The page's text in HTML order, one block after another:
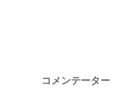
コメンテーター